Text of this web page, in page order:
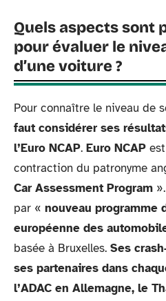
Quels aspects sont
pour évaluer le
d’une voiture ?
Pour connaître le niveau de
faut considérer ses
l’Euro NCAP. Euro NCAP
contraction du patronyme
Car Assessment Program
par « nouveau programme
européenne des
basée à Bruxelles. Ses
ses partenaires dans
l’ADAC en Allemagne, le